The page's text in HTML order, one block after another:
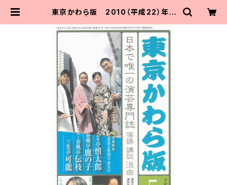
東京かわら版 2010（平成22）年５